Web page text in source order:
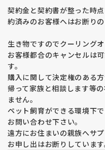
契約金と契約書が整った時
約済みのお客様へはお断りの
生き物ですのでクーリングオ
お客様都合のキャンセルは
す。
購入に関して決定権のある
帰って家族と相談します等
ません。
ペット飼育ができる環境下
お問い合わせ下さい。
遠方にお住まいの親族へサ
お申し出はお断りしています